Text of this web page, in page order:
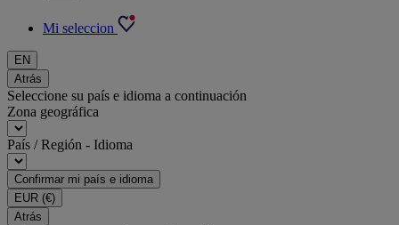
Mi seleccion
EN
Atrás
Seleccione su país e idioma a continuación
Zona geográfica
País / Región - Idioma
Confirmar mi país e idioma
EUR (€)
Atrás